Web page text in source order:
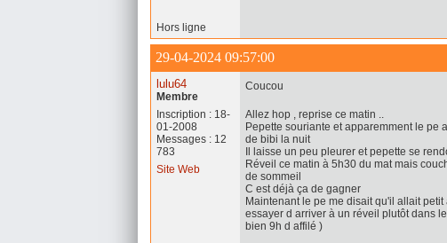
Hors ligne
29-04-2024 09:57:00
lulu64
Membre
Inscription : 18-
01-2008
Messages : 12
783
Site Web
Coucou
Allez hop , reprise ce matin ..
Pepette souriante et apparemment le
de bibi la nuit
Il laisse un peu pleurer et pepette se
Réveil ce matin à 5h30 du mat mais
de sommeil
C est déjà ça de gagner
Maintenant le pe me disait qu'il allait
essayer d arriver à un réveil plutôt dans
bien 9h d affilé )